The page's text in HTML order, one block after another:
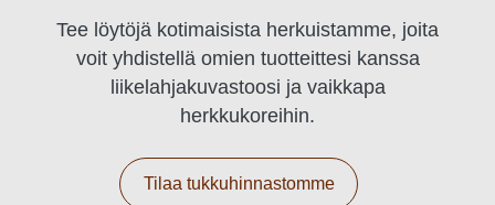
Tee löytöjä kotimaisista herkuistamme, joita
voit yhdistellä omien tuotteittesi kanssa
liikelahjakuvastoosi ja vaikkapa
herkkukoreihin.
Tilaa tukkuhinnastomme